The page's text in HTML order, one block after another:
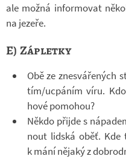
ale možná in­for­mo­vat
na je­zeře.
E) Zápletky
Obě ze
tím/ucpá­ním víru.
hové po­mo­hou?
Někdo při­jde s
nout lid­ská oběť. Kde
k mání ně­jaký z